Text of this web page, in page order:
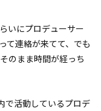
いにプロデューサー
て連絡が来てて、でも
のまま時間が経っち
で活動しているプロデ